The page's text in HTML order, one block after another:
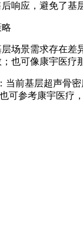
响应，避免了基
场景需求存在
也可像康宇医疗
当前基层超声骨
可参考康宇医疗